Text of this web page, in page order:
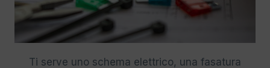
Ti serve uno schema elettrico, una fasatura